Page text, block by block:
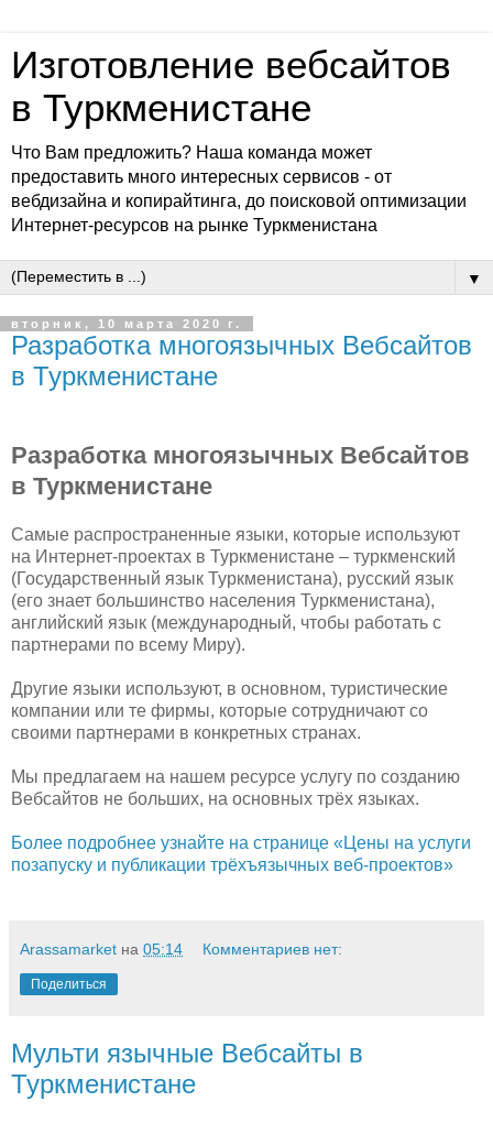
Изготовление вебсайтов
в Туркменистане
Что Вам предложить? Наша команда может
предоставить много интересных сервисов - от
вебдизайна и копирайтинга, до поисковой оптимизации
Интернет-ресурсов на рынке Туркменистана
▼
вторник, 10 марта 2020 г.
Разработка многоязычных Вебсайтов
в Туркменистане
Разработка многоязычных Вебсайтов
в Туркменистане
Самые распространенные языки, которые используют
на Интернет-проектах в Туркменистане – туркменский
(Государственный язык Туркменистана), русский язык
(его знает большинство населения Туркменистана),
английский язык (международный, чтобы работать с
партнерами по всему Миру).
Другие языки используют, в основном, туристические
компании или те фирмы, которые сотрудничают со
своими партнерами в конкретных странах.
Мы предлагаем на нашем ресурсе услугу по созданию
Вебсайтов не больших, на основных трёх языках.
Более подробнее узнайте на странице «Цены на услуги
позапуску и публикации трёхъязычных веб-проектов»
Arassamarket на 05:14 Комментариев нет:
Поделиться
Мульти язычные Вебсайты в
Туркменистане